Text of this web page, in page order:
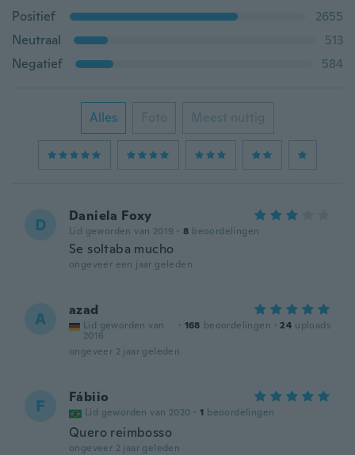
Positief
2655
Neutraal
513
Negatief
584
Alles Foto Meest nuttig
D Daniela Foxy
Lid geworden van 2019 · 8 beoordelingen
Se soltaba mucho
ongeveer een jaar geleden
A azad
Lid geworden van
2016
· 168 beoordelingen · 24 uploads
ongeveer 2 jaar geleden
F Fábiio
Lid geworden van 2020 · 1 beoordelingen
Quero reimbosso
ongeveer 2 jaar geleden